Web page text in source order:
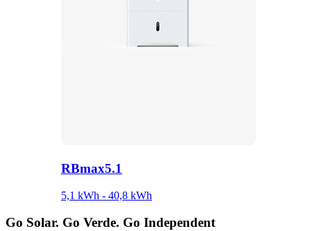
RBmax5.1
5,1 kWh - 40,8 kWh
Go Solar. Go Verde. Go Independent